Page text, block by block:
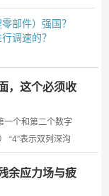
部件）强国？
调速的？
，这个必须收
个和第二个数字
“4”表示双列深沟
余应力场与疲